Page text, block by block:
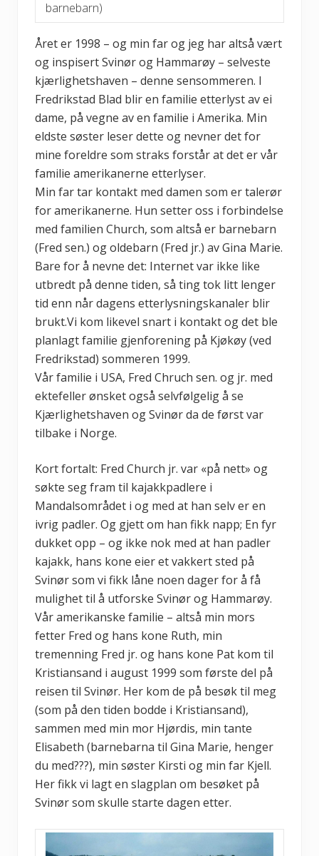
barnebarn)
Året er 1998 – og min far og jeg har altså vært
og inspisert Svinør og Hammarøy – selveste
kjærlighetshaven – denne sensommeren. I
Fredrikstad Blad blir en familie etterlyst av ei
dame, på vegne av en familie i Amerika. Min
eldste søster leser dette og nevner det for
mine foreldre som straks forstår at det er vår
familie amerikanerne etterlyser.
Min far tar kontakt med damen som er talerør
for amerikanerne. Hun setter oss i forbindelse
med familien Church, som altså er barnebarn
(Fred sen.) og oldebarn (Fred jr.) av Gina Marie.
Bare for å nevne det: Internet var ikke like
utbredt på denne tiden, så ting tok litt lenger
tid enn når dagens etterlysningskanaler blir
brukt.Vi kom likevel snart i kontakt og det ble
planlagt familie gjenforening på Kjøkøy (ved
Fredrikstad) sommeren 1999.
Vår familie i USA, Fred Chruch sen. og jr. med
ektefeller ønsket også selvfølgelig å se
Kjærlighetshaven og Svinør da de først var
tilbake i Norge.
Kort fortalt: Fred Church jr. var «på nett» og
søkte seg fram til kajakkpadlere i
Mandalsområdet i og med at han selv er en
ivrig padler. Og gjett om han fikk napp; En fyr
dukket opp – og ikke nok med at han padler
kajakk, hans kone eier et vakkert sted på
Svinør som vi fikk låne noen dager for å få
mulighet til å utforske Svinør og Hammarøy.
Vår amerikanske familie – altså min mors
fetter Fred og hans kone Ruth, min
tremenning Fred jr. og hans kone Pat kom til
Kristiansand i august 1999 som første del på
reisen til Svinør. Her kom de på besøk til meg
(som på den tiden bodde i Kristiansand),
sammen med min mor Hjørdis, min tante
Elisabeth (barnebarna til Gina Marie, henger
du med???), min søster Kirsti og min far Kjell.
Her fikk vi lagt en slagplan om besøket på
Svinør som skulle starte dagen etter.